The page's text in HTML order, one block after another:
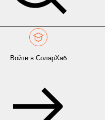
Войти в СоларХаб